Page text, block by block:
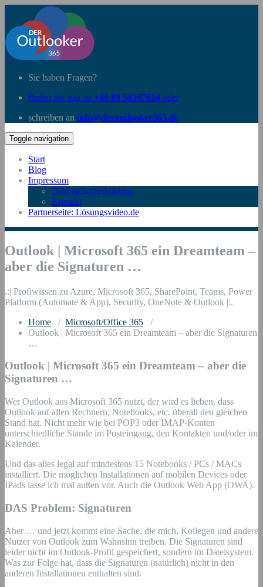
Sie haben Fragen?
Rufen Sie uns an +49 89 54197824 oder
schreiben an info@deroutlooker365.de
Toggle navigation
Start
Blog
Impressum
Datenschutzerklärung
Kontakt
Partnerseite: Lösungsvideo.de
Outlook | Microsoft 365 ein Dreamteam –
aber die Signaturen …
.:| Profiwissen zu Azure, Microsoft 365, SharePoint, Teams, Power
Platform (Automate & App), Security, OneNote & Outlook |:.
Home / Microsoft/Office 365 /
Outlook | Microsoft 365 ein Dreamteam – aber die Signaturen
…
Outlook | Microsoft 365 ein Dreamteam – aber die
Signaturen …
Wer Outlook aus Microsoft 365 nutzt, der wird es lieben, dass
Outlook auf allen Rechnern, Notebooks, etc. überall den gleichen
Stand hat. Nicht mehr wie bei POP3 oder IMAP-Konten
unterschiedliche Stände im Posteingang, den Kontakten und/oder im
Kalender.
Und das alles legal auf mindestens 15 Notebooks / PCs / MACs
installiert. Die möglichen Installationen auf mobilen Devices oder
IPads lasse ich mal außen vor. Auch die Outlook Web App (OWA).
DAS Problem: Signaturen
Aber … und jetzt kommt eine Sache, die mich, Kollegen und andere
Nutzer von Outlook zum Wahnsinn treiben. Die Signaturen sind
leider nicht im Outlook-Profil gespeichert, sondern im Dateisystem.
Was zur Folge hat, dass die Signaturen (natürlich) nicht in den
anderen Installationen enthalten sind.